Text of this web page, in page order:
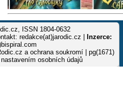
ISSN 1804-0632
redakce(at)jarodic.cz |
Inzerce:
a ochrana soukromí | pg(1671)
osobních údajů